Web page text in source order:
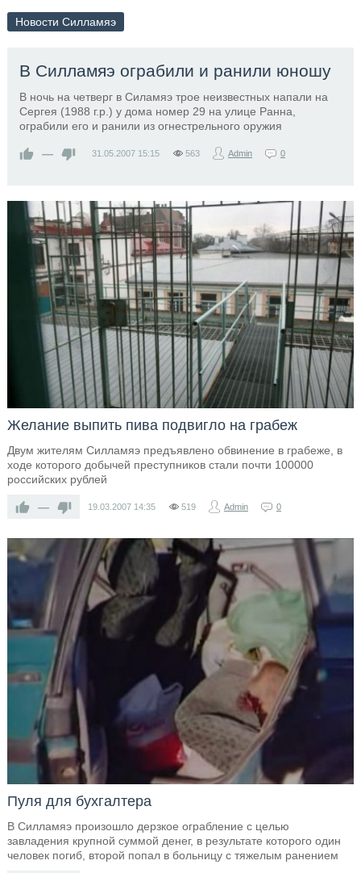
Новости Силламяэ
В Силламяэ ограбили и ранили юношу
​В ночь на четверг в Силамяэ трое неизвестных напали на
Сергея (1988 г.р.) у дома номер 29 на улице Ранна,
ограбили его и ранили из огнестрельного оружия
— 31.05.2007 15:15 563 Admin 0
Желание выпить пива подвигло на грабеж
Двум жителям Силламяэ предъявлено обвинение в грабеже, в
ходе которого добычей преступников стали почти 100000
российских рублей
— 19.03.2007 14:35 519 Admin 0
Пуля для бухгалтера
В Силламяэ произошло дерзкое ограбление с целью
завладения крупной суммой денег, в результате которого один
человек погиб, второй попал в больницу с тяжелым ранением